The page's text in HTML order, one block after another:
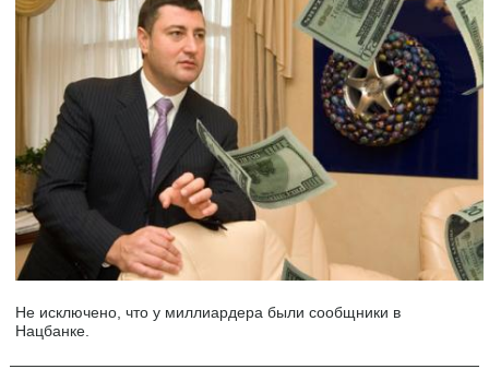
Не исключено, что у миллиардера были сообщники в
Нацбанке.